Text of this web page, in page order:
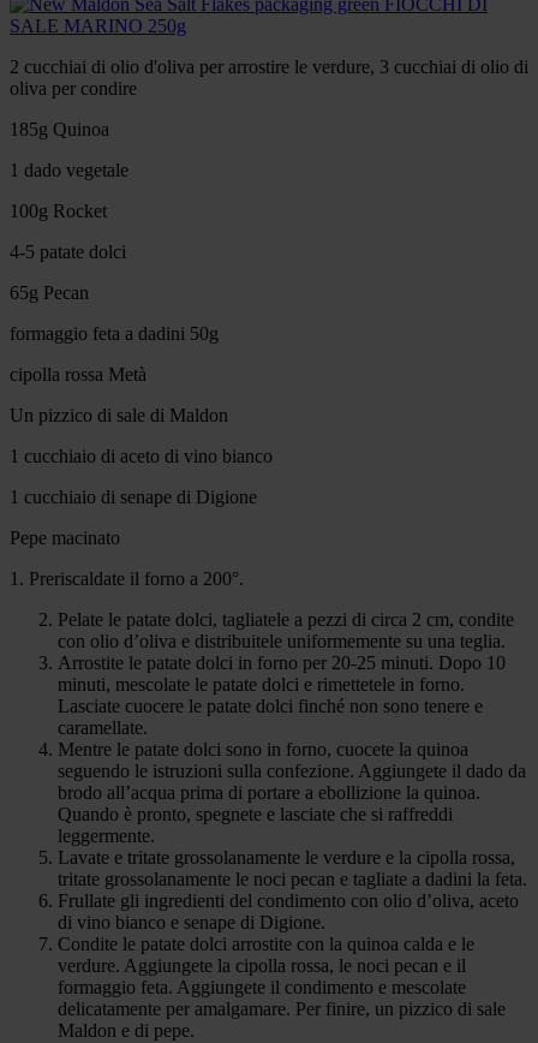
FIOCCHI DI
SALE MARINO 250g
2 cucchiai di olio d'oliva per arrostire le verdure, 3 cucchiai di olio di
oliva per condire
185g Quinoa
1 dado vegetale
100g Rocket
4-5 patate dolci
65g Pecan
formaggio feta a dadini 50g
cipolla rossa Metà
Un pizzico di sale di Maldon
1 cucchiaio di aceto di vino bianco
1 cucchiaio di senape di Digione
Pepe macinato
1. Preriscaldate il forno a 200°.
Pelate le patate dolci, tagliatele a pezzi di circa 2 cm, condite
con olio d’oliva e distribuitele uniformemente su una teglia.
Arrostite le patate dolci in forno per 20-25 minuti. Dopo 10
minuti, mescolate le patate dolci e rimettetele in forno.
Lasciate cuocere le patate dolci finché non sono tenere e
caramellate.
Mentre le patate dolci sono in forno, cuocete la quinoa
seguendo le istruzioni sulla confezione. Aggiungete il dado da
brodo all’acqua prima di portare a ebollizione la quinoa.
Quando è pronto, spegnete e lasciate che si raffreddi
leggermente.
Lavate e tritate grossolanamente le verdure e la cipolla rossa,
tritate grossolanamente le noci pecan e tagliate a dadini la feta.
Frullate gli ingredienti del condimento con olio d’oliva, aceto
di vino bianco e senape di Digione.
Condite le patate dolci arrostite con la quinoa calda e le
verdure. Aggiungete la cipolla rossa, le noci pecan e il
formaggio feta. Aggiungete il condimento e mescolate
delicatamente per amalgamare. Per finire, un pizzico di sale
Maldon e di pepe.